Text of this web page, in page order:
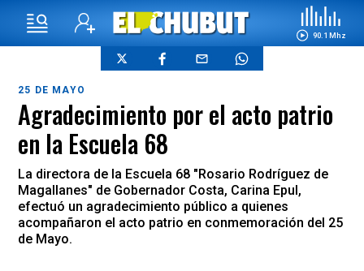
90.1 Mhz
25 DE MAYO
Agradecimiento por el acto patrio
en la Escuela 68
La directora de la Escuela 68 "Rosario Rodríguez de
Magallanes" de Gobernador Costa, Carina Epul,
efectuó un agradecimiento público a quienes
acompañaron el acto patrio en conmemoración del 25
de Mayo.